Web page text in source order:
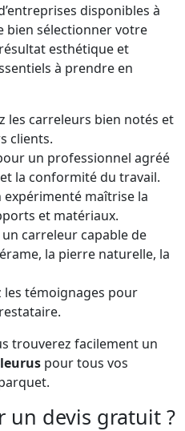
disponibles à
bien sélectionner votre
esthétique et
à prendre en
les carreleurs bien notés et
clients.
un professionnel agréé
la conformité du travail.
expérimenté maîtrise la
et matériaux.
un carreleur capable de
la pierre naturelle, la
les témoignages pour
trouverez facilement un
pour tous vos
un devis gratuit ?